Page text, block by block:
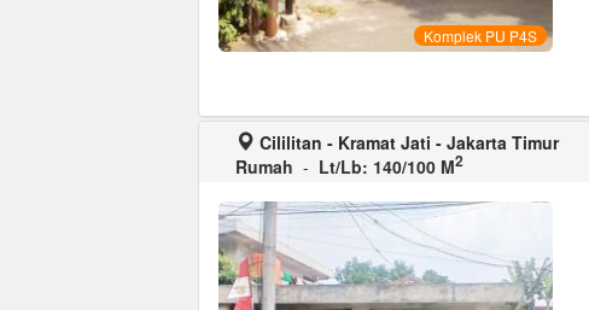
Komplek PU P4S
Cililitan - Kramat Jati - Jakarta Timur
Rumah - Lt/Lb: 140/100 M2